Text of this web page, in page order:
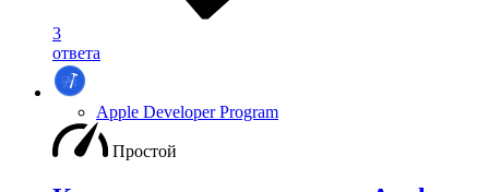
3
ответа
Apple Developer Program
Простой